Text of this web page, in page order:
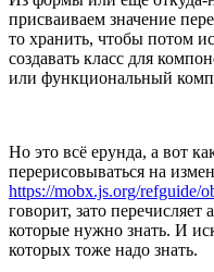
присваиваем значение
то хранить, чтобы потом
создавать класс для
или функциональный
Но это всё ерунда, а вот
перерисовываться на
https://mobx.js.org/refguide/
говорит, зато
которые нужно знать. И
которых тоже надо знать.